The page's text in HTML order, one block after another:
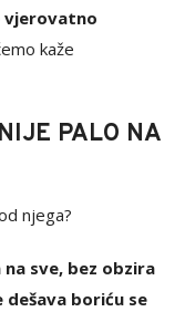
vjerovatno
kaže
PALO NA
njega?
sve, bez obzira
boriću se